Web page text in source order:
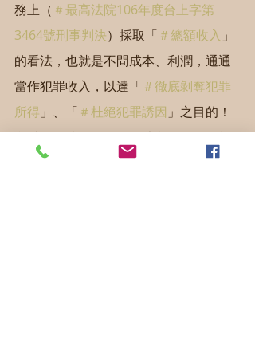
務上（ ＃最高法院106年度台上字第
3464號刑事判決）採取「 ＃總額收入 」
的看法，也就是不問成本、利潤，通通
當作犯罪收入，以達「 ＃徹底剝奪犯罪
所得 」、「 ＃杜絕犯罪誘因 」之目的！
所以像前述張姓組頭不法所得如果是新
台幣450萬元，不論其為經營2020大選